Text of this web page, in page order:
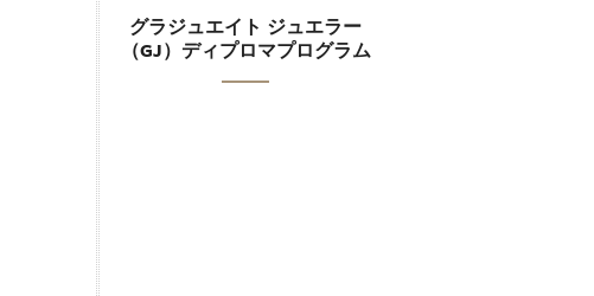
グラジュエイト ジュエラー
（GJ）ディプロマプログラム